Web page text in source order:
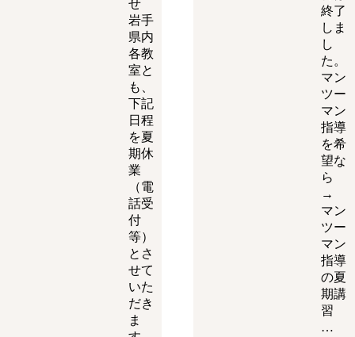
せ
岩手
県内
各教
室と
も、
下記
日程
を夏
期休
業
（電
話受
付
等）
とさ
せて
いた
だき
ま
終了
しま
し
た。
マン
ツー
マン
指導
を希
望な
ら
→
マン
ツー
マン
指導
の夏
期講
習
…